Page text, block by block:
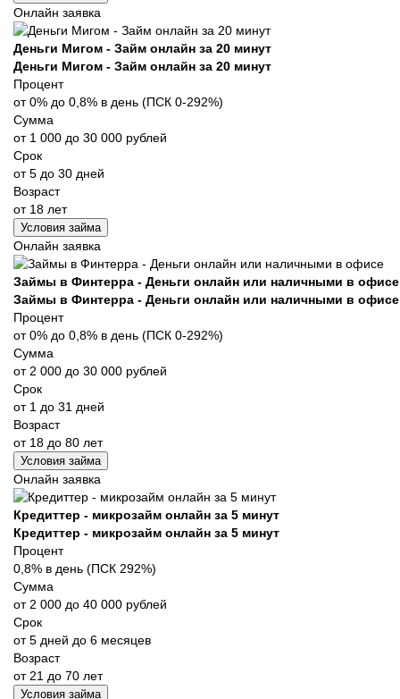
Онлайн заявка
Деньги Мигом - Займ онлайн за 20 минут
Деньги Мигом - Займ онлайн за 20 минут
Процент
от 0% до 0,8% в день (ПСК 0-292%)
Сумма
от 1 000 до 30 000 рублей
Срок
от 5 до 30 дней
Возраст
от 18 лет
Условия займа
Онлайн заявка
Займы в Финтерра - Деньги онлайн или наличными в офисе
Займы в Финтерра - Деньги онлайн или наличными в офисе
Процент
от 0% до 0,8% в день (ПСК 0-292%)
Сумма
от 2 000 до 30 000 рублей
Срок
от 1 до 31 дней
Возраст
от 18 до 80 лет
Условия займа
Онлайн заявка
Кредиттер - микрозайм онлайн за 5 минут
Кредиттер - микрозайм онлайн за 5 минут
Процент
0,8% в день (ПСК 292%)
Сумма
от 2 000 до 40 000 рублей
Срок
от 5 дней до 6 месяцев
Возраст
от 21 до 70 лет
Условия займа